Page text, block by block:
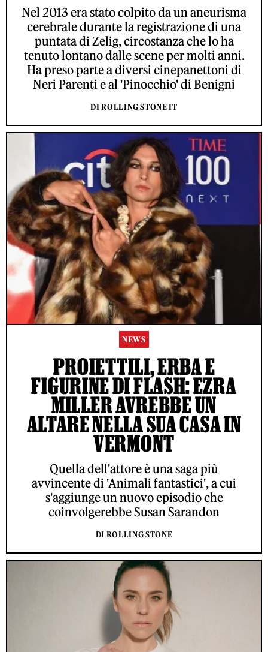
Nel 2013 era stato colpito da un aneurisma
cerebrale durante la registrazione di una
puntata di Zelig, circostanza che lo ha
tenuto lontano dalle scene per molti anni.
Ha preso parte a diversi cinepanettoni di
Neri Parenti e al 'Pinocchio' di Benigni
DI ROLLING STONE IT
NEWS
PROIETTILI, ERBA E
FIGURINE DI FLASH: EZRA
MILLER AVREBBE UN
ALTARE NELLA SUA CASA IN
VERMONT
Quella dell'attore è una saga più
avvincente di 'Animali fantastici', a cui
s'aggiunge un nuovo episodio che
coinvolgerebbe Susan Sarandon
DI ROLLING STONE